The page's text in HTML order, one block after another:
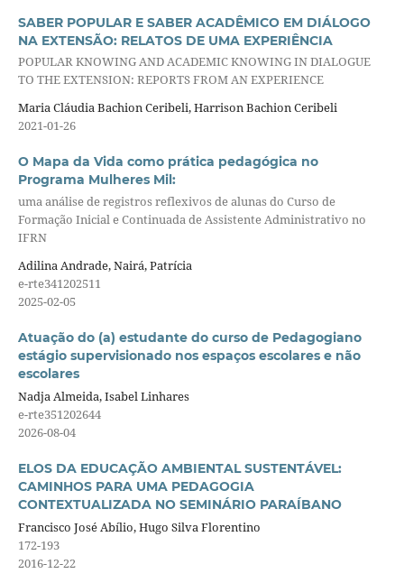
SABER POPULAR E SABER ACADÊMICO EM DIÁLOGO
NA EXTENSÃO: RELATOS DE UMA EXPERIÊNCIA
POPULAR KNOWING AND ACADEMIC KNOWING IN DIALOGUE
TO THE EXTENSION: REPORTS FROM AN EXPERIENCE
Maria Cláudia Bachion Ceribeli, Harrison Bachion Ceribeli
2021-01-26
O Mapa da Vida como prática pedagógica no
Programa Mulheres Mil:
uma análise de registros reflexivos de alunas do Curso de
Formação Inicial e Continuada de Assistente Administrativo no
IFRN
Adilina Andrade, Nairá, Patrícia
e-rte341202511
2025-02-05
Atuação do (a) estudante do curso de Pedagogiano
estágio supervisionado nos espaços escolares e não
escolares
Nadja Almeida, Isabel Linhares
e-rte351202644
2026-08-04
ELOS DA EDUCAÇÃO AMBIENTAL SUSTENTÁVEL:
CAMINHOS PARA UMA PEDAGOGIA
CONTEXTUALIZADA NO SEMINÁRIO PARAÍBANO
Francisco José Abílio, Hugo Silva Florentino
172-193
2016-12-22